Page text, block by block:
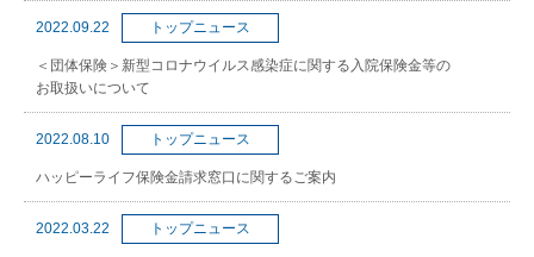
2022.09.22 トップニュース
＜団体保険＞新型コロナウイルス感染症に関する入院保険金等の
お取扱いについて
2022.08.10 トップニュース
ハッピーライフ保険金請求窓口に関するご案内
2022.03.22 トップニュース